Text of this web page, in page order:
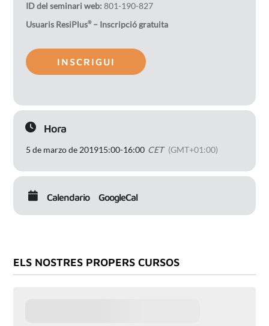
ID del seminari web: 801-190-827
Usuaris ResiPlus®– Inscripció gratuita
INSCRIGUI
Hora
5 de marzo de 201915:00-16:00 CET (GMT+01:00)
Calendario GoogleCal
ELS NOSTRES PROPERS CURSOS